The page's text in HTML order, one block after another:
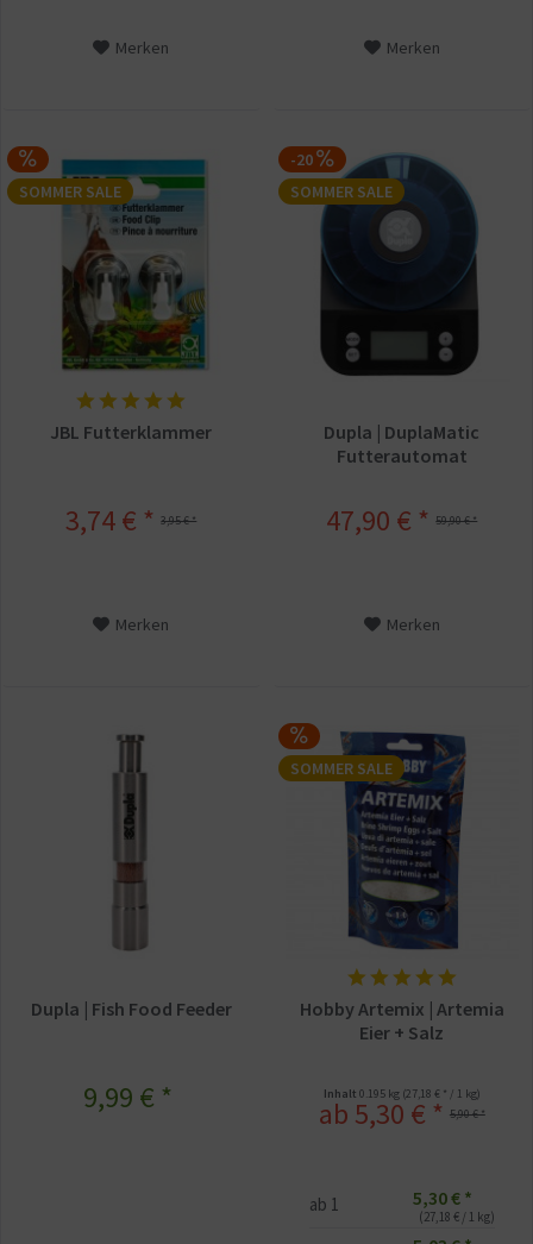
Merken Merken
SOMMER SALE
JBL Futterklammer
3,95 € *
3,74 € *
Merken
-20
SOMMER SALE
Dupla | DuplaMatic
Futterautomat
59,90 € *
47,90 € *
Merken
Dupla | Fish Food Feeder
9,99 € *
SOMMER SALE
Hobby Artemix | Artemia
Eier + Salz
Inhalt 0.195 kg (27,18 € * / 1 kg)
5,90 € *
ab 5,30 € *
ab 1 5,30 € *
(27,18 € / 1 kg)